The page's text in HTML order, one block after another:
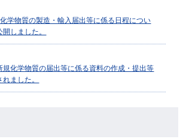
学物質の製造・輸入届出等に係る日程につい
しました。
規化学物質の届出等に係る資料の作成・提出等
ました。